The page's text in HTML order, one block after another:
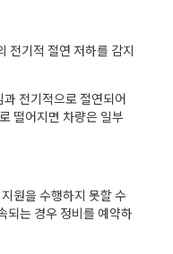
전기적 절연 저하를 감지
전기적으로 절연되어
떨어지면 차량은 일부
원을 수행하지 못할 수
되는 경우 정비를 예약하